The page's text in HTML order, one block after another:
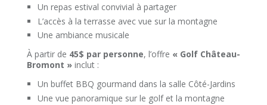
Un repas estival convivial à partager
L’accès à la terrasse avec vue sur la montagne
Une ambiance musicale
À partir de 45$ par personne, l’offre « Golf Château-
Bromont »inclut :
Un buffet BBQ gourmand dans la salle Côté-Jardins
Une vue panoramique sur le golf et la montagne